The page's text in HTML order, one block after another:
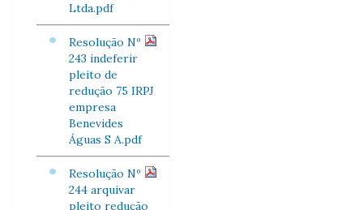
Ltda.pdf
Resolução Nº
243 indeferir
pleito de
redução 75 IRPJ
empresa
Benevides
Águas S A.pdf
Resolução Nº
244 arquivar
pleito redução